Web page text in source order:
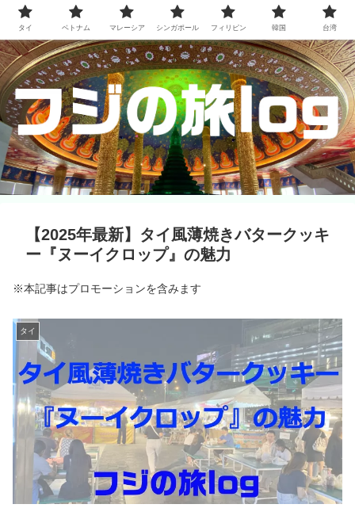
【2025年最新】タイ風薄焼きバタークッキ
ー『ヌーイクロップ』の魅力
※本記事はプロモーションを含みます
タイ
タイ ベトナム マレーシア シンガポール フィリピン 韓国 台湾